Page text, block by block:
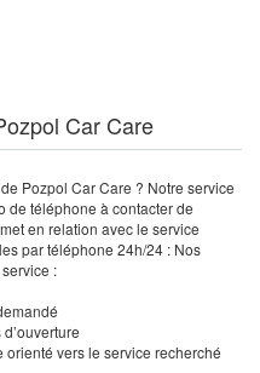
Car Care
Pozpol Car Care ? Notre service
de téléphone à contacter de
en relation avec le service
par téléphone 24h/24 : Nos
:
vers le service recherché